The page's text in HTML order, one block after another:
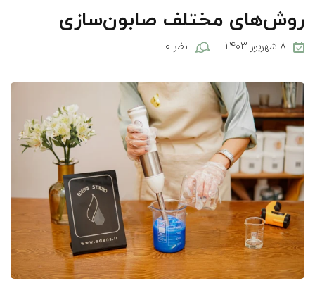
روش‌های مختلف صابون‌سازی
۸ شهریور ۱۴۰۳ نظر ۰